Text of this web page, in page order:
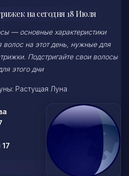
на сегодня 18 Июля
— основные характеристики
волос на этот день, нужные для
Подстригайте свои волосы
этого дни
Растущая Луна
17